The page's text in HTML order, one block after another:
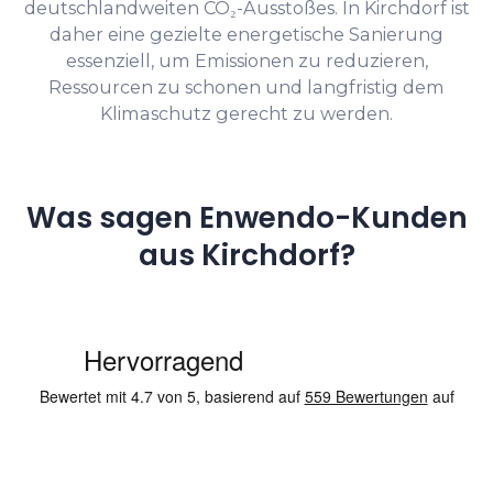
deutschlandweiten CO₂-Ausstoßes. In Kirchdorf ist
daher eine gezielte energetische Sanierung
essenziell, um Emissionen zu reduzieren,
Ressourcen zu schonen und langfristig dem
Klimaschutz gerecht zu werden.
Was sagen Enwendo-Kunden
aus Kirchdorf?